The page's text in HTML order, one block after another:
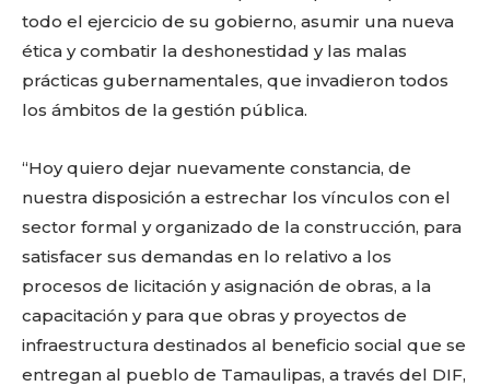
todo el ejercicio de su gobierno, asumir una nueva
ética y combatir la deshonestidad y las malas
prácticas gubernamentales, que invadieron todos
los ámbitos de la gestión pública.
“Hoy quiero dejar nuevamente constancia, de
nuestra disposición a estrechar los vínculos con el
sector formal y organizado de la construcción, para
satisfacer sus demandas en lo relativo a los
procesos de licitación y asignación de obras, a la
capacitación y para que obras y proyectos de
infraestructura destinados al beneficio social que se
entregan al pueblo de Tamaulipas, a través del DIF,